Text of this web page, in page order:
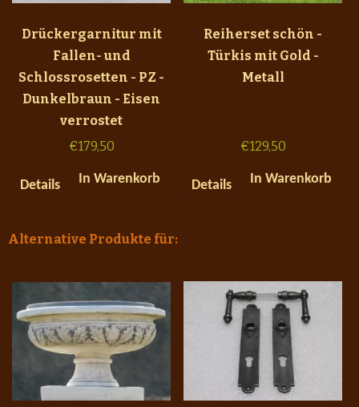
Drückergarnitur mit
Fallen- und
Schlossrosetten - PZ -
Dunkelbraun - Eisen
verrostet
€179,50
Details In Warenkorb
Reiherset schön -
Türkis mit Gold -
Metall
€129,50
Details In Warenkorb
Alternative Produkte für: